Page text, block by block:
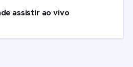
assistir ao vivo